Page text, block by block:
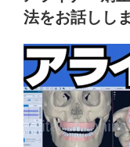
日:
法をお話しし